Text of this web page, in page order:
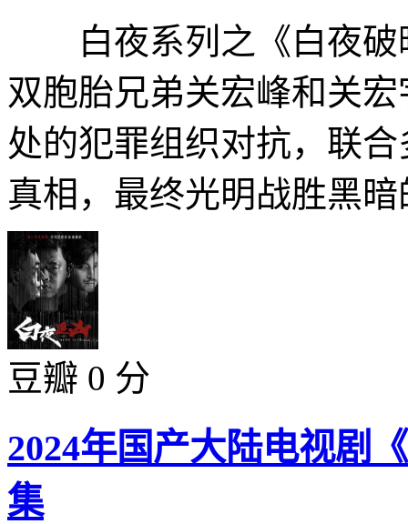
白夜系列之《白夜破
双胞胎兄弟关宏峰和关
处的犯罪组织对抗，联合
真相，最终光明战胜黑
豆瓣 0 分
2024年国产大陆电视剧
集